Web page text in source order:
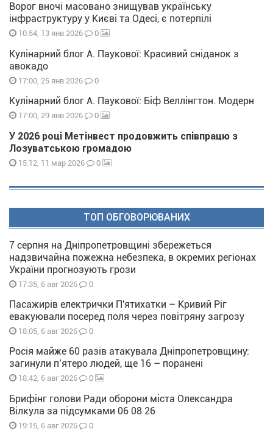
Ворог вночі масовано знищував українську
інфраструктуру у Києві та Одесі, є потерпілі
10:54, 13 янв 2026 0
Кулінарний блог А. Паукової: Красивий сніданок з
авокадо
17:00, 25 янв 2026 0
Кулінарний блог А. Паукової: Біф Веллінгтон. Модерн
17:00, 29 янв 2026 0
У 2026 році Метінвест продовжить співпрацю з
Лозуватською громадою
15:12, 11 мар 2026 0
ТОП ОБГОВОРЮВАНИХ
7 серпня на Дніпропетровщині збережеться
надзвичайна пожежна небезпека, в окремих регіонах
України прогнозують грози
17:35, 6 авг 2026 0
Пасажирів електрички П'ятихатки – Кривий Ріг
евакуювали посеред поля через повітряну загрозу
18:05, 6 авг 2026 0
Росія майже 60 разів атакувала Дніпропетровщину:
загинули п’ятеро людей, ще 16 – поранені
18:42, 6 авг 2026 0
Брифінг голови Ради оборони міста Олександра
Вілкула за підсумками 06 08 26
19:15, 6 авг 2026 0